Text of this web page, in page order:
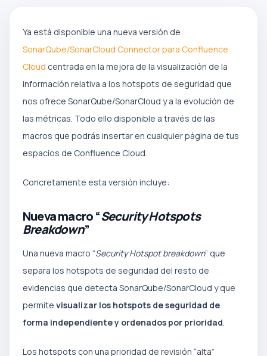
Ya está disponible una nueva versión de
SonarQube/SonarCloud Connector para Confluence
Cloud centrada en la mejora de la visualización de la
información relativa a los hotspots de seguridad que
nos ofrece SonarQube/SonarCloud y a la evolución de
las métricas. Todo ello disponible a través de las
macros que podrás insertar en cualquier página de tus
espacios de Confluence Cloud.
Concretamente esta versión incluye:
Nueva macro “Security Hotspots
Breakdown”
Una nueva macro “Security Hotspot breakdown” que
separa los hotspots de seguridad del resto de
evidencias que detecta SonarQube/SonarCloud y que
permite visualizar los hotspots de seguridad de
forma independiente y ordenados por prioridad.
Los hotspots con una prioridad de revisión “alta”